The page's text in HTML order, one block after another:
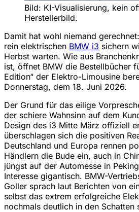
Bild: KI-Visualisierung, kein
Herstellerbild.
Damit hat wohl niemand
rein elektrischen BMW i3 sichern
Herbst warten. Wie aus
ist, öffnet BMW die Bestellbücher
Edition“ der Elektro-Limousine
Donnerstag, dem 18. Juni 2026.
Der Grund für das eilige
der schiere Wahnsinn auf dem
Design des i3 Mitte März offiziell
überschlagen sich die positiven
Deutschland und Europa rennen
Händlern die Bude ein, auch in
jüngst auf der Automesse in
Interesse gigantisch. BMW-
Goller sprach laut Berichten von
selbst das extrem erfolgreiche
nochmals deutlich in den Schatten